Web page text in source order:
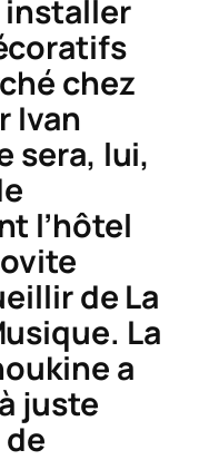
installer
chez
Ivan
sera, lui,
l’hôtel
de La
. La
a
juste